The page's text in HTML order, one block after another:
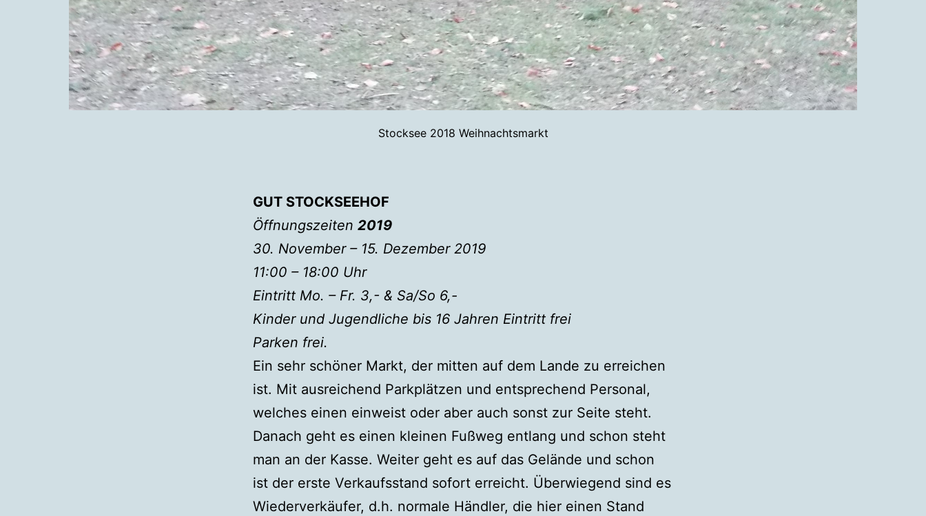
Stocksee 2018 Weihnachtsmarkt
GUT STOCKSEEHOF
Öffnungszeiten 2019
30. November – 15. Dezember 2019
11:00 – 18:00 Uhr
Eintritt Mo. – Fr. 3,- & Sa/So 6,-
Kinder und Jugendliche bis 16 Jahren Eintritt frei
Parken frei.
Ein sehr schöner Markt, der mitten auf dem Lande zu erreichen
ist. Mit ausreichend Parkplätzen und entsprechend Personal,
welches einen einweist oder aber auch sonst zur Seite steht.
Danach geht es einen kleinen Fußweg entlang und schon steht
man an der Kasse. Weiter geht es auf das Gelände und schon
ist der erste Verkaufsstand sofort erreicht. Überwiegend sind es
Wiederverkäufer, d.h. normale Händler, die hier einen Stand